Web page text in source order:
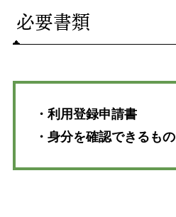
必要書類
・利用登録申請書
・身分を確認できるもの